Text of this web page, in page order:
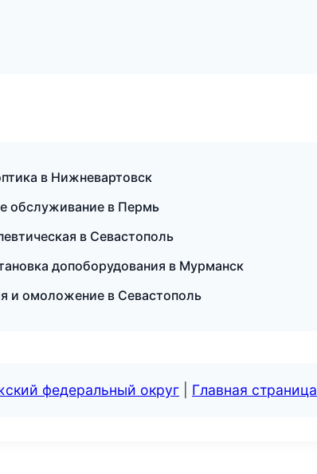
в Нижневартовск
обслуживание в Пермь
в Севастополь
допоборудования в Мурманск
и омоложение в Севастополь
федеральный округ Главная страница